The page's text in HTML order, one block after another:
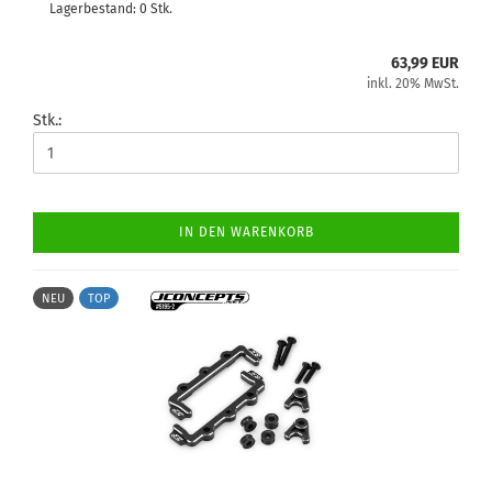
Lagerbestand: 0 Stk.
63,99 EUR
inkl. 20% MwSt.
Stk.:
IN DEN WARENKORB
NEU TOP